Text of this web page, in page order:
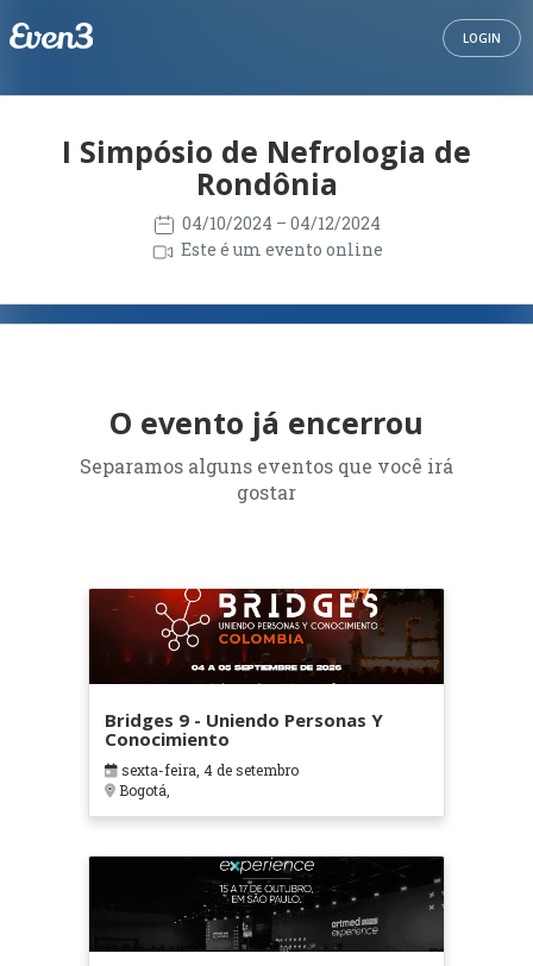
LOGIN
I Simpósio de Nefrologia de
Rondônia
04/10/2024 – 04/12/2024
Este é um evento online
O evento já encerrou
Separamos alguns eventos que você irá
gostar
Bridges 9 - Uniendo Personas Y
Conocimiento
sexta-feira, 4 de setembro
Bogotá,